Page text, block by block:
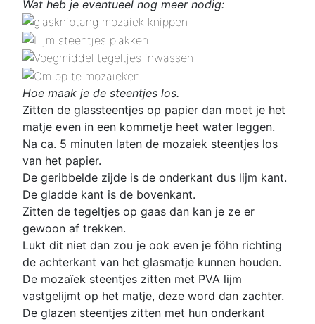
Wat heb je eventueel nog meer nodig:
Hoe maak je de steentjes los.
Zitten de glassteentjes op papier dan moet je het
matje even in een kommetje heet water leggen.
Na ca. 5 minuten laten de mozaiek steentjes los
van het papier.
De geribbelde zijde is de onderkant dus lijm kant.
De gladde kant is de bovenkant.
Zitten de tegeltjes op gaas dan kan je ze er
gewoon af trekken.
Lukt dit niet dan zou je ook even je föhn richting
de achterkant van het glasmatje kunnen houden.
De mozaïek steentjes zitten met PVA lijm
vastgelijmt op het matje, deze word dan zachter.
De glazen steentjes zitten met hun onderkant